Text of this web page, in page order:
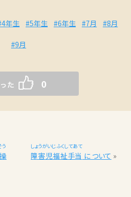
年生 #5年生 #6年生 #7月 #8月
#9月
0
障害児福祉手当
しょうがいじふくしてあて
に ついて »